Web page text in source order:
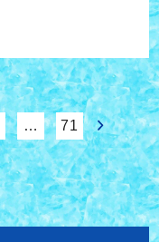
… 71